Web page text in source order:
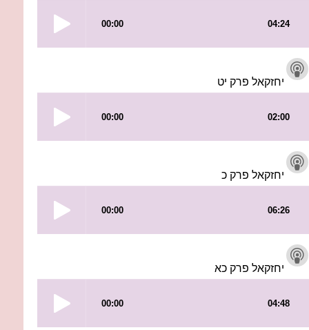
יחזקאל פרק יט
יחזקאל פרק כ
יחזקאל פרק כא